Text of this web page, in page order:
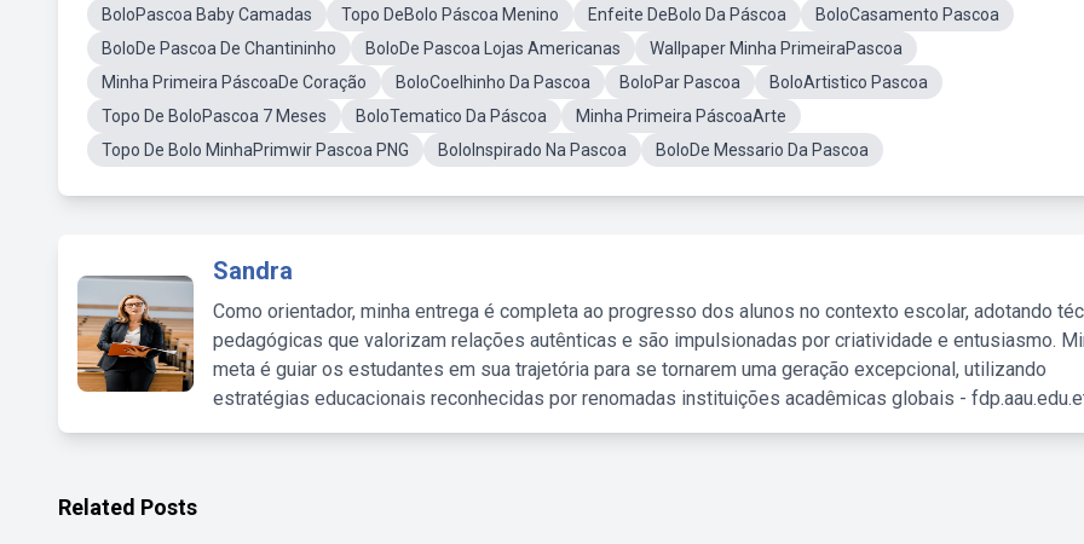
BoloPascoa Baby Camadas
Topo DeBolo Páscoa Menino Enfeite DeBolo Da Páscoa
BoloCasamento Pascoa
BoloDe Pascoa De Chantininho
BoloDe Pascoa Lojas Americanas
Wallpaper Minha PrimeiraPascoa
Minha Primeira PáscoaDe Coração
BoloCoelhinho Da Pascoa BoloPar Pascoa
BoloArtistico Pascoa
Topo De BoloPascoa 7 Meses
BoloTematico Da Páscoa
Minha Primeira PáscoaArte
Topo De Bolo MinhaPrimwir Pascoa PNG
BoloInspirado Na Pascoa BoloDe Messario Da Pascoa
Sandra
Como orientador, minha entrega é completa ao progresso dos alunos no contexto escolar, adotando
pedagógicas que valorizam relações autênticas e são impulsionadas por criatividade e entusiasmo.
meta é guiar os estudantes em sua trajetória para se tornarem uma geração excepcional, utilizando
estratégias educacionais reconhecidas por renomadas instituições acadêmicas globais -
Related Posts